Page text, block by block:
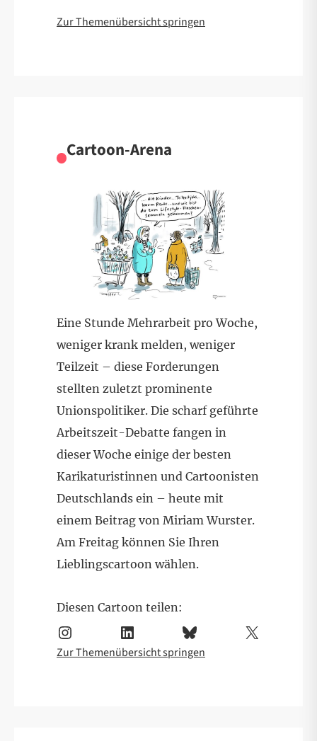
Zur Themenübersicht springen
Cartoon-Arena
Eine Stunde Mehrarbeit pro Woche,
weniger krank melden, weniger
Teilzeit – diese Forderungen
stellten zuletzt prominente
Unionspolitiker. Die scharf geführte
Arbeitszeit-Debatte fangen in
dieser Woche einige der besten
Karikaturistinnen und Cartoonisten
Deutschlands ein – heute mit
einem Beitrag von Miriam Wurster.
Am Freitag können Sie Ihren
Lieblingscartoon wählen.
Diesen Cartoon teilen:
Zur Themenübersicht springen